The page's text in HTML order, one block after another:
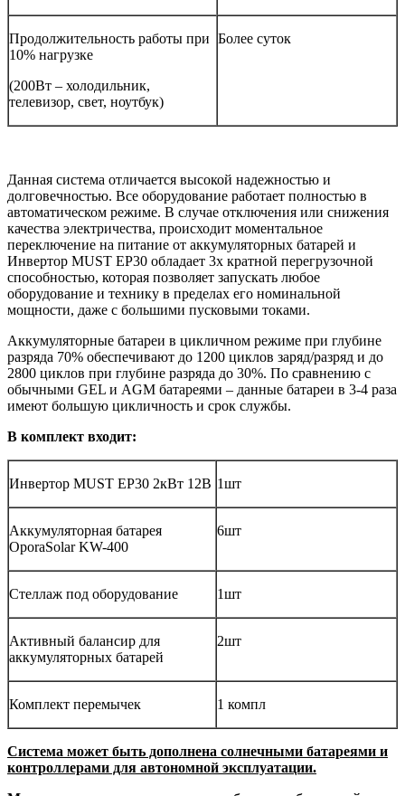
Продолжительность работы при
10% нагрузке
(200Вт – холодильник,
телевизор, свет, ноутбук)
Более суток
Данная система отличается высокой надежностью и
долговечностью. Все оборудование работает полностью в
автоматическом режиме. В случае отключения или снижения
качества электричества, происходит моментальное
переключение на питание от аккумуляторных батарей и
Инвертор MUST EP30 обладает 3х кратной перегрузочной
способностью, которая позволяет запускать любое
оборудование и технику в пределах его номинальной
мощности, даже с большими пусковыми токами.
Аккумуляторные батареи в цикличном режиме при глубине
разряда 70% обеспечивают до 1200 циклов заряд/разряд и до
2800 циклов при глубине разряда до 30%. По сравнению с
обычными GEL и AGM батареями – данные батареи в 3-4 раза
имеют большую цикличность и срок службы.
В комплект входит:
Инвертор MUST EP30 2кВт 12В 1шт
Аккумуляторная батарея
OporaSolar KW-400
6шт
Стеллаж под оборудование 1шт
Активный балансир для
аккумуляторных батарей
2шт
Комплект перемычек 1 компл
Система может быть дополнена солнечными батареями и
контроллерами для автономной эксплуатации.